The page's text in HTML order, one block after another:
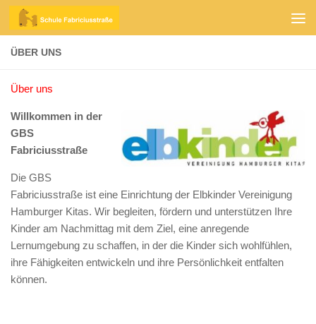
Zum Inhalt springen
ÜBER UNS
Über uns
Willkommen in der
GBS
Fabriciusstraße
Die GBS
Fabriciusstraße ist eine Einrichtung der Elbkinder Vereinigung
Hamburger Kitas. Wir begleiten, fördern und unterstützen Ihre
Kinder am Nachmittag mit dem Ziel, eine anregende
Lernumgebung zu schaffen, in der die Kinder sich wohlfühlen,
ihre Fähigkeiten entwickeln und ihre Persönlichkeit entfalten
können.